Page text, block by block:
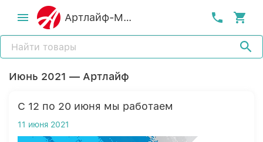
Артлайф-MСК
Июнь 2021 — Артлайф
С 12 по 20 июня мы работаем
11 июня 2021